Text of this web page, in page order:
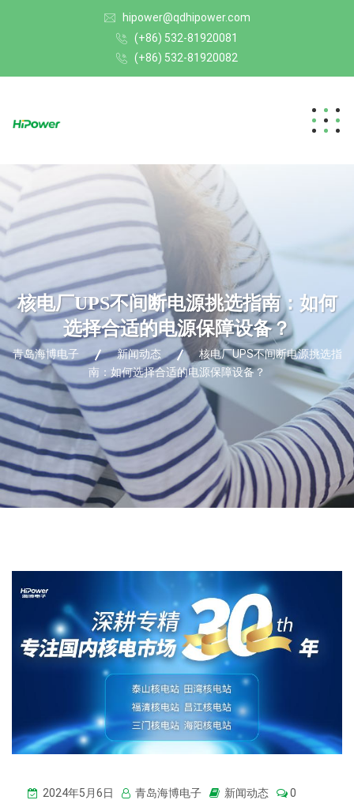
hipower@qdhipower.com
(+86) 532-81920081
(+86) 532-81920082
核电厂UPS不间断电源挑选指南：如何
选择合适的电源保障设备？
青岛海博电子 新闻动态
核电厂UPS不间断电源挑选指
南：如何选择合适的电源保障设备？
2024年5月6日 青岛海博电子 新闻动态 0